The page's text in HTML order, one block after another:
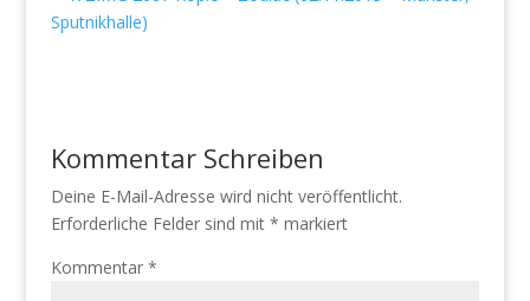
Kommentar Schreiben
Deine E-Mail-Adresse wird nicht veröffentlicht.
Erforderliche Felder sind mit * markiert
Kommentar *